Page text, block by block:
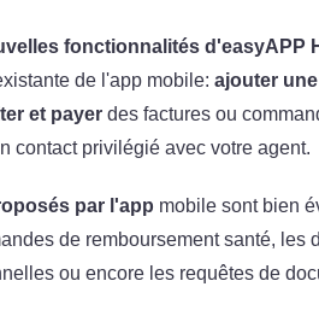
fonctionnalités d'easyAPP
de l'app mobile: ajouter
et payer des factures ou
contact privilégié avec votre agent.
par l'app mobile sont bien
de remboursement santé,
ou encore les requêtes de